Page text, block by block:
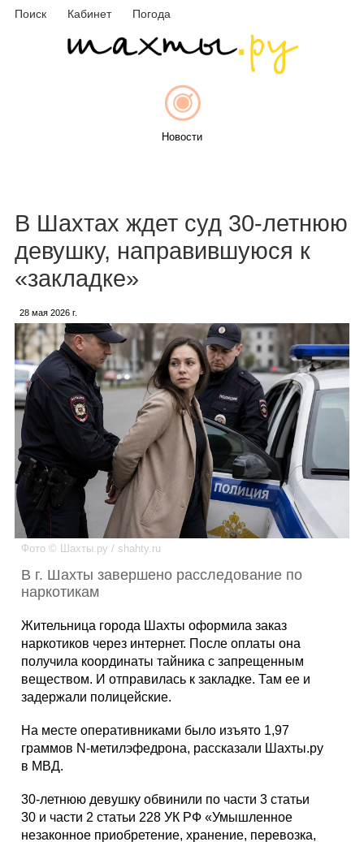
Поиск Кабинет Погода
Новости
Каталог
Инфо
Гороскоп
Фотогалерея
В Шахтах ждет суд 30-летнюю
девушку, направившуюся к
«закладке»
28 мая 2026 г.
Фото © Шахты.ру / shahty.ru
В г. Шахты завершено расследование по
наркотикам
Жительница города Шахты оформила заказ
наркотиков через интернет. После оплаты она
получила координаты тайника с запрещенным
веществом. И отправилась к закладке. Там ее и
задержали полицейские.
На месте оперативниками было изъято 1,97
граммов N-метилэфедрона, рассказали Шахты.ру
в МВД.
30-летнюю девушку обвинили по части 3 статьи
30 и части 2 статьи 228 УК РФ «Умышленное
незаконное приобретение, хранение, перевозка,